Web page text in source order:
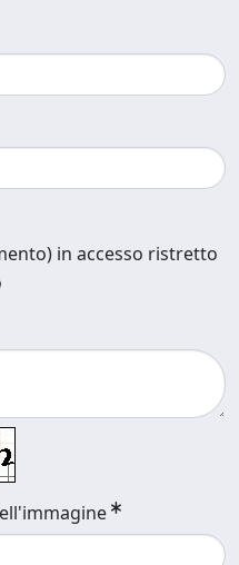
in accesso ristretto